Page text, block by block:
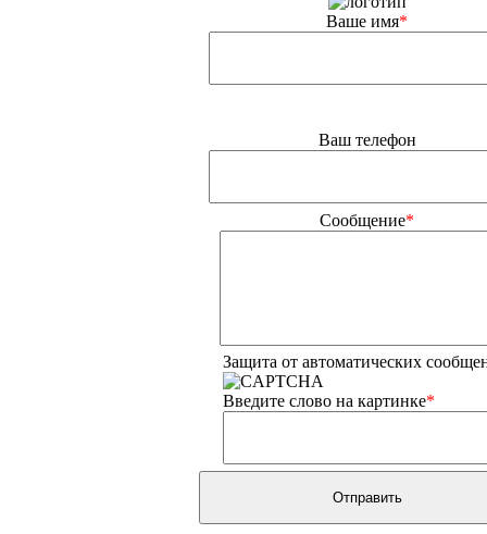
Ваше имя*
Ваш телефон
Сообщение*
Защита от автоматических
Введите слово на картинке*